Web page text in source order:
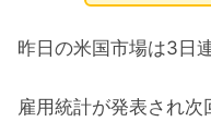
昨日の米国市場は3日
雇用統計が発表され